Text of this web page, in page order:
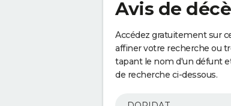
Avis de
Accédez gratuitement sur
affiner votre recherche ou
tapant le nom d'un défunt
de recherche ci-dessous.